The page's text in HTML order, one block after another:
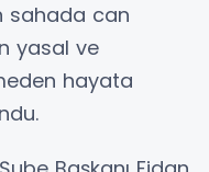
sahada can
yasal ve
hayata